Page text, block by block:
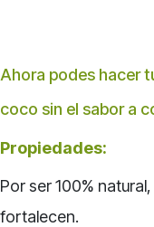
Ahora podes hacer
coco sin el sabor a
Propiedades:
Por ser 100%
fortalecen.